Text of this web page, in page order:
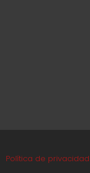
Política de